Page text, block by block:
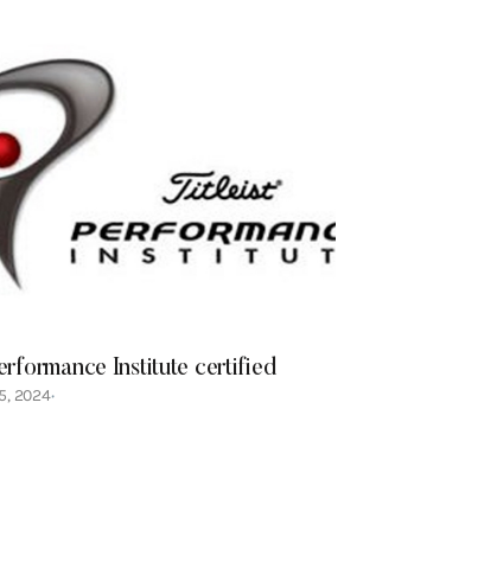
Institute certified
2024